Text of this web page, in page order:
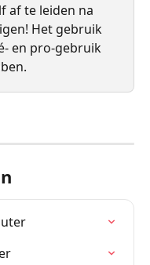
af te leiden na
Het gebruik
en pro-gebruik